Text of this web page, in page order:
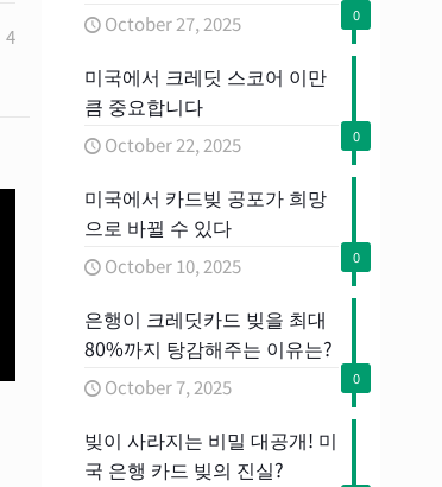
4
0
October 27, 2025
0
미국에서 크레딧 스코어 이만
큼 중요합니다
October 22, 2025
0
미국에서 카드빚 공포가 희망
으로 바뀔 수 있다
October 10, 2025
0
은행이 크레딧카드 빚을 최대
80%까지 탕감해주는 이유는?
October 7, 2025
빚이 사라지는 비밀 대공개! 미
국 은행 카드 빚의 진실?